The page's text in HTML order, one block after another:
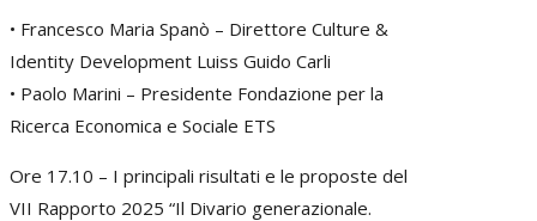
• Francesco Maria Spanò – Direttore Culture &
Identity Development Luiss Guido Carli
• Paolo Marini – Presidente Fondazione per la
Ricerca Economica e Sociale ETS
Ore 17.10 – I principali risultati e le proposte del
VII Rapporto 2025 “Il Divario generazionale.